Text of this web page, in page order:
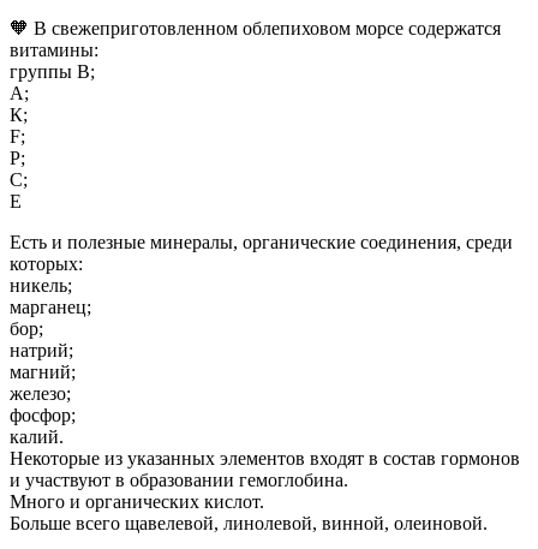
🧡 В свежеприготовленном облепиховом морсе содержатся
витамины:
группы В;
А;
К;
F;
P;
C;
Е
Есть и полезные минералы, органические соединения, среди
которых:
никель;
марганец;
бор;
натрий;
магний;
железо;
фосфор;
калий.
Некоторые из указанных элементов входят в состав гормонов
и участвуют в образовании гемоглобина.
Много и органических кислот.
Больше всего щавелевой, линолевой, винной, олеиновой.